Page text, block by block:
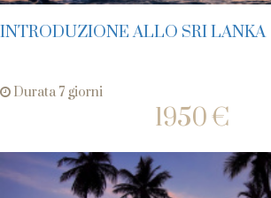
INTRODUZIONE ALLO SRI LANKA
Durata 7 giorni
1950 €